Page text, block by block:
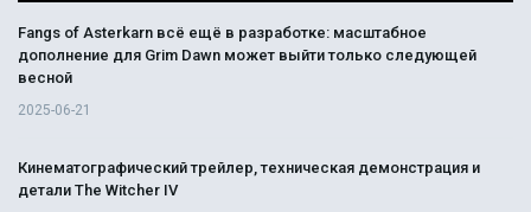
Fangs of Asterkarn всё ещё в разработке: масштабное
дополнение для Grim Dawn может выйти только следующей
весной
2025-06-21
Кинематографический трейлер, техническая демонстрация и
детали The Witcher IV